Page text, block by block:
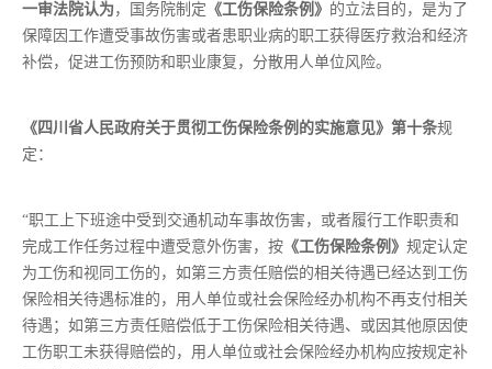
一审法院认为 ，国务院制定 《工伤保险条例》 的立法目的，是为了
保障因工作遭受事故伤害或者患职业病的职工获得医疗救治和经济
补偿，促进工伤预防和职业康复，分散用人单位风险。
《四川省人民政府关于贯彻工伤保险条例的实施意见》第十条规
定：
“职工上下班途中受到交通机动车事故伤害，或者履行工作职责和
完成工作任务过程中遭受意外伤害，按 《工伤保险条例》 规定认定
为工伤和视同工伤的，如第三方责任赔偿的相关待遇已经达到工伤
保险相关待遇标准的，用人单位或社会保险经办机构不再支付相关
待遇；如第三方责任赔偿低于工伤保险相关待遇、或因其他原因使
工伤职工未获得赔偿的，用人单位或社会保险经办机构应按规定补